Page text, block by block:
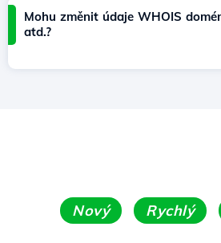
Mohu změnit údaje WHOIS
atd.?
Nový Rychlý